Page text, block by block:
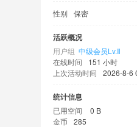
性别 保密
活跃概况
用户组 中级会员Lv.Ⅱ
在线时间
151 小时
上次活动时间
2026-8-6
统计信息
已用空间 0 B
金币
285